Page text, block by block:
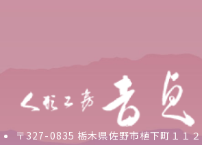
〒327-0835 栃木県佐野市植下町１１２